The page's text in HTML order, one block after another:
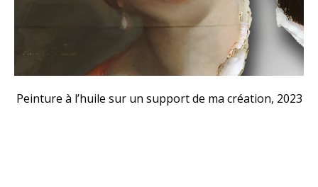
Peinture à l’huile sur un support de ma création, 2023